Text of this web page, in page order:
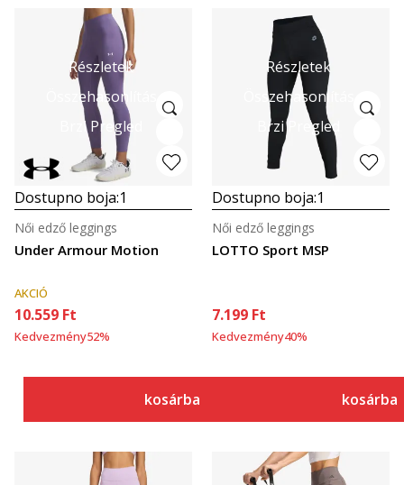
Részletek
Összehasonlítás
Brzi Pregled
Dostupno boja:1
Under Armour Motion
Női edző leggings
AKCIÓ
10.559 Ft
Kedvezmény52%
kosárba
Részletek
Összehasonlítás
Brzi Pregled
Dostupno boja:1
LOTTO Sport MSP
Női edző leggings
7.199 Ft
Kedvezmény40%
kosárba